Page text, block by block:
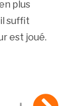
plus
suffit
est joué.